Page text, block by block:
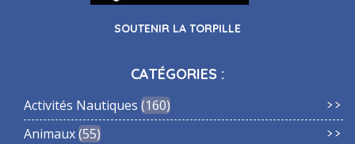
SOUTENIR LA TORPILLE
CATÉGORIES :
Activités Nautiques 160
Animaux 55